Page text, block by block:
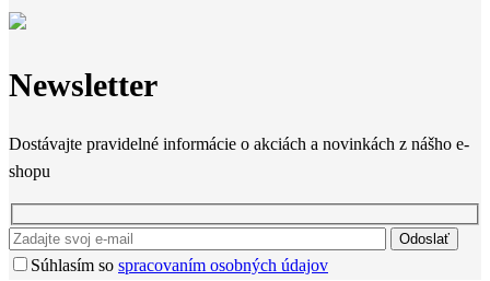
Newsletter
Dostávajte pravidelné informácie o akciách a novinkách z nášho e-
shopu
Odoslať
Súhlasím so spracovaním osobných údajov